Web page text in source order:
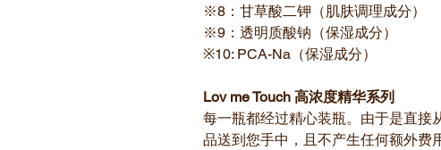
※8：甘草酸二钾（肌肤调理成分）
※9：透明质酸钠（保湿成分）
※10: PCA-Na（保湿成分）
Lov me Touch 高浓度精华系列
每一瓶都经过精心装瓶。由于是直接
品送到您手中，且不产生任何额外费